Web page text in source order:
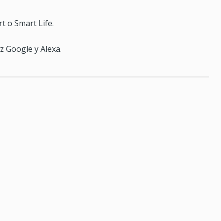
o Smart Life.
Google y Alexa.